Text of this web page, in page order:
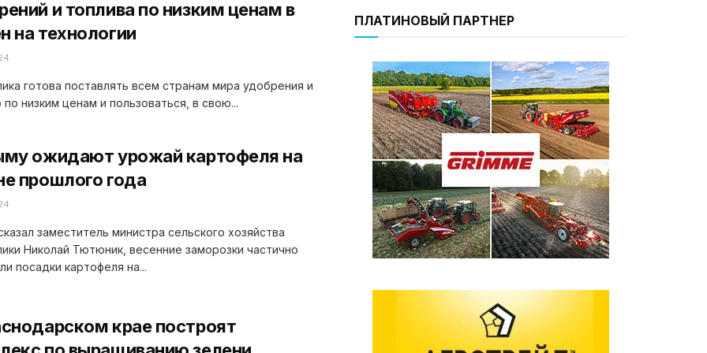
и топлива по низким ценам в
на технологии
готова поставлять всем странам мира удобрения и
по низким ценам и пользоваться, в свою...
ожидают урожай картофеля на
прошлого года
заместитель министра сельского хозяйства
Николай Тютюник, весенние заморозки частично
посадки картофеля на...
крае построят
ПЛАТИНОВЫЙ ПАРТНЕР